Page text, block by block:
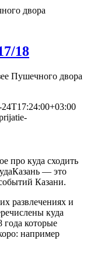
двора
18
Пушечного двора
24T17:24:00+03:00
про куда сходить
— это
Казани.
развлечениях и
куда
года которые
например